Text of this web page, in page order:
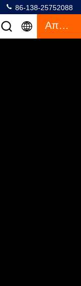
86-138-25752088
Απόσπασμα